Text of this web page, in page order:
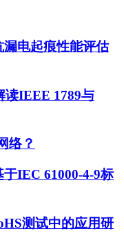
电起痕性能评估
读IEEE 1789与
络？
IEC 61000-4-9标
测试中的应用研